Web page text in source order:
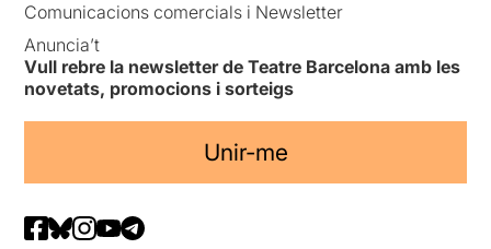
Comunicacions comercials i Newsletter
Anuncia’t
Vull rebre la newsletter de Teatre Barcelona amb les
novetats, promocions i sorteigs
Unir-me